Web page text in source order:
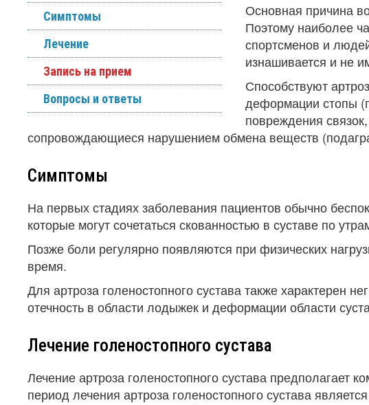
Симптомы
Лечение
Запись на прием
Вопросы и ответы
Основная причина
Поэтому наиболее
спортсменов и
изнашивается и не
Способствуют
деформации стопы
повреждения
сопровождающиеся нарушением обмена веществ
Симптомы
На первых стадиях заболевания пациентов обычно
которые могут сочетаться скованностью в суставе по
Позже боли регулярно появляются при физических
время.
Для артроза голеностопного сустава также характерен
отечность в области лодыжек и деформации области
Лечение голеностопного сустава
Лечение артроза голеностопного сустава
период лечения артроза голеностопного сустава